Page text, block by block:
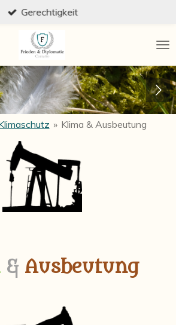
Gerechtigkeit
» Klima & Ausbeutung
& Ausbeutung